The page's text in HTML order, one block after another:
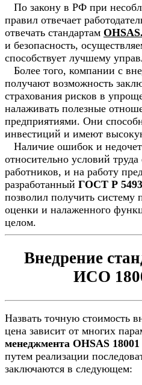
По закону в РФ при
правил отвечает
отвечать стандартам OHSAS.
и безопасность,
способствует лучшему
Более того, компании с
получают возможность
страхования рисков в
налаживать полезные
предприятиями. Они
инвестиций и имеют
Наличие ошибок и
относительно условий
работников, и на работу
разработанный ГОСТ Р
позволил получить систему
оценки и налаженного
целом.
Внедрение
ИСО
Назвать точную стоимость
цена зависит от многих
менеджмента OHSAS 18001
путем реализации
заключаются в следующем: